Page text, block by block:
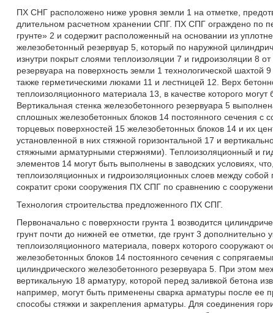
ПХ СНГ расположено ниже уровня земли 1 на отметке,
длительном расчетном хранении СПГ. ПХ СПГ ограждено по
грунте» 2 и содержит расположенный на основании из
железобетонный резервуар 5, который по наружной
изнутри покрыт слоями теплоизоляции 7 и гидроизоляции 8
резервуара на поверхность земли 1 технологической
также герметическими люками 11 и лестницей 12. Верх
теплоизоляционного материала 13, в качестве которого
Вертикальная стенка железобетонного резервуара 5
сплошных железобетонных блоков 14 постоянного сечения с
торцевых поверхностей 15 железобетонных блоков 14 и их
установленной в них стяжной горизонтальной 17 и
стяжными арматурными стержнями). Теплоизоляционный и
элементов 14 могут быть выполнены в заводских условиях,
теплоизоляционных и гидроизоляционных слоев между собой
сократит сроки сооружения ПХ СПГ по сравнению с
Технология строительства предложенного ПХ СПГ.
Первоначально с поверхности грунта 1 возводится
грунт почти до нижней ее отметки, где грунт 3
теплоизоляционного материала, поверх которого сооружают
железобетонных блоков 14 постоянного сечения с
цилиндрического железобетонного резервуара 5. При этом
вертикальную 18 арматуру, которой перед заливкой бетона
например, могут быть применены сварка арматуры после ее
способы стяжки и закрепления арматуры. Для соединения